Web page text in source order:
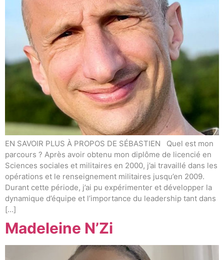
EN SAVOIR PLUS À PROPOS DE SÉBASTIEN Quel est mon
parcours ? Après avoir obtenu mon diplôme de licencié en
Sciences sociales et militaires en 2000, j’ai travaillé dans les
opérations et le renseignement militaires jusqu’en 2009.
Durant cette période, j’ai pu expérimenter et développer la
dynamique d’équipe et l’importance du leadership tant dans
[…]
Madeleine N’Zi